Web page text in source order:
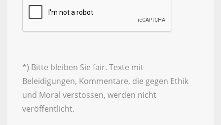
*) Bitte bleiben Sie fair. Texte mit
Beleidigungen, Kommentare, die gegen Ethik
und Moral verstossen, werden nicht
veröffentlicht.